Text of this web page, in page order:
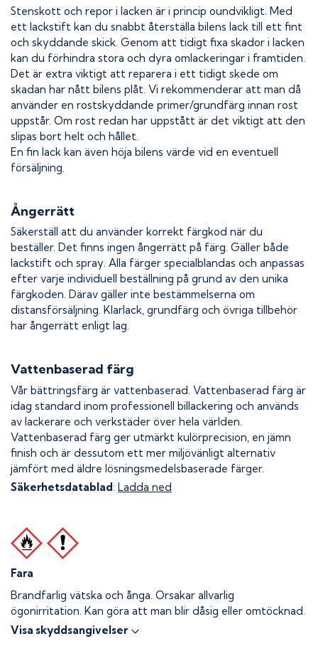
Stenskott och repor i lacken är i princip oundvikligt. Med
ett lackstift kan du snabbt återställa bilens lack till ett fint
och skyddande skick. Genom att tidigt fixa skador i lacken
kan du förhindra stora och dyra omlackeringar i framtiden.
Det är extra viktigt att reparera i ett tidigt skede om
skadan har nått bilens plåt. Vi rekommenderar att man då
använder en rostskyddande primer/grundfärg innan rost
uppstår. Om rost redan har uppstått är det viktigt att den
slipas bort helt och hållet.
En fin lack kan även höja bilens värde vid en eventuell
försäljning.
Ångerrätt
Säkerställ att du använder korrekt färgkod när du
beställer. Det finns ingen ångerrätt på färg. Gäller både
lackstift och spray. Alla färger specialblandas och anpassas
efter varje individuell beställning på grund av den unika
färgkoden. Därav gäller inte bestämmelserna om
distansförsäljning. Klarlack, grundfärg och övriga tillbehör
har ångerrätt enligt lag.
Vattenbaserad färg
Vår bättringsfärg är vattenbaserad. Vattenbaserad färg är
idag standard inom professionell billackering och används
av lackerare och verkstäder över hela världen.
Vattenbaserad färg ger utmärkt kulörprecision, en jämn
finish och är dessutom ett mer miljövänligt alternativ
jämfört med äldre lösningsmedelsbaserade färger.
Säkerhetsdatablad: Ladda ned
Fara
Brandfarlig vätska och ånga. Orsakar allvarlig
ögonirritation. Kan göra att man blir dåsig eller omtöcknad.
Visa skyddsangivelser